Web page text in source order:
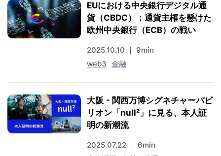
EUにおける中央銀行デジタル通
貨（CBDC）：通貨主権を懸けた
欧州中央銀行（ECB）の戦い
2025.10.10 ｜ 9min
web3 金融
大阪・関西万博シグネチャーパビ
リオン「null²」に見る、本人証
明の新潮流
2025.07.22 ｜ 6min